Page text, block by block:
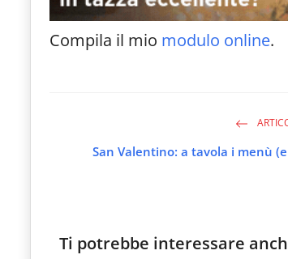
Compila il mio modulo online.
San Valentino: a tavola i menù
Ti potrebbe interessare